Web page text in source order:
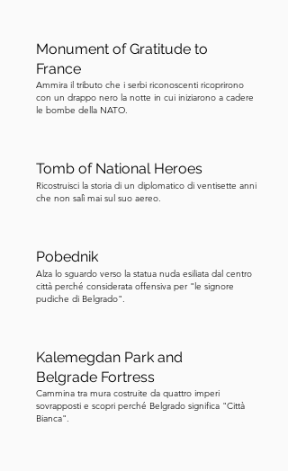
Monument of Gratitude to
France
Ammira il tributo che i serbi riconoscenti ricoprirono
con un drappo nero la notte in cui iniziarono a cadere
le bombe della NATO.
Tomb of National Heroes
Ricostruisci la storia di un diplomatico di ventisette anni
che non salì mai sul suo aereo.
Pobednik
Alza lo sguardo verso la statua nuda esiliata dal centro
città perché considerata offensiva per "le signore
pudiche di Belgrado".
Kalemegdan Park and
Belgrade Fortress
Cammina tra mura costruite da quattro imperi
sovrapposti e scopri perché Belgrado significa "Città
Bianca".